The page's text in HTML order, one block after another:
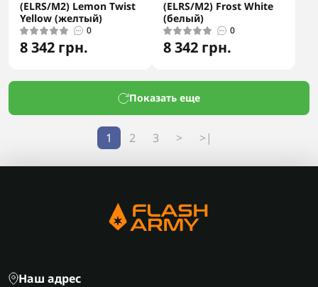
(ELRS/M2) Lemon Twist
Yellow (желтый)
0
8 342 грн.
(ELRS/M2) Frost White
(белый)
0
8 342 грн.
Показать еще
1 2 3 > >|
Наш адрес